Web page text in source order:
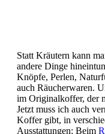
Statt Kräutern kann
andere Dinge
Knöpfe, Perlen,
auch Räucherwaren.
im Originalkoffer, der
Jetzt muss ich auch
Koffer gibt, in
Ausstattungen: Beim